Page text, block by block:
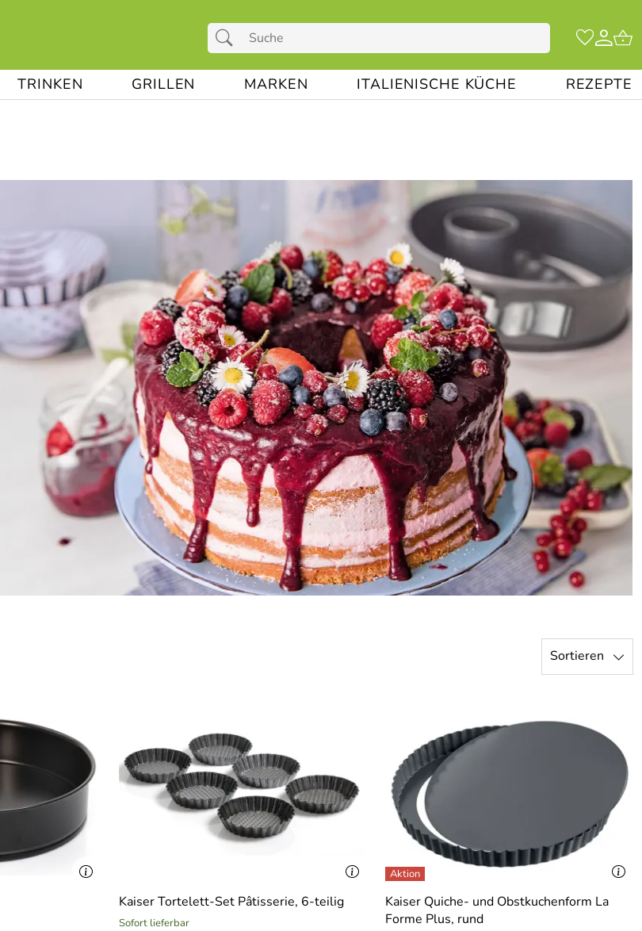
TRINKEN GRILLEN MARKEN ITALIENISCHE KÜCHE REZEPTE
Sortieren
Kaiser Tortelett-Set Pâtisserie, 6-teilig
Sofort lieferbar
Kaiser Quiche- und Obstkuchenform La
Forme Plus, rund